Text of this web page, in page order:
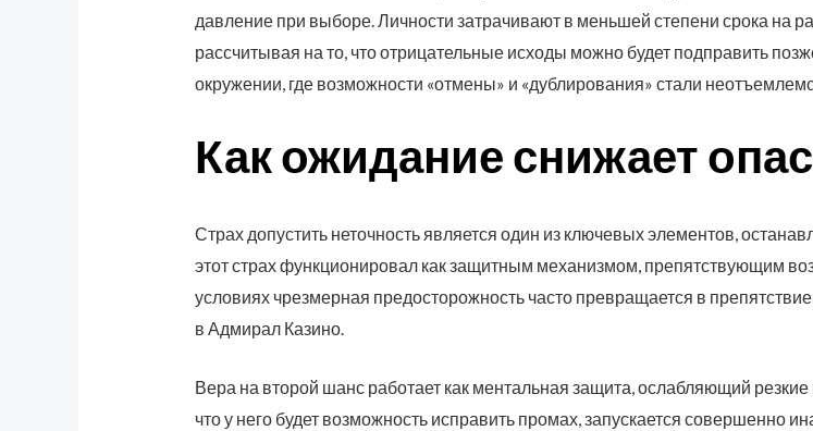
давление при выборе. Личности затрачивают в меньшей степени срока на
рассчитывая на то, что отрицательные исходы можно будет подправить
окружении, где возможности «отмены» и «дублирования» стали
Как ожидание снижает
Страх допустить неточность является один из ключевых элементов,
этот страх функционировал как защитным механизмом, препятствующим
условиях чрезмерная предосторожность часто превращается в
в Адмирал Казино.
Вера на второй шанс работает как ментальная защита, ослабляющий
что у него будет возможность исправить промах, запускается совершенно